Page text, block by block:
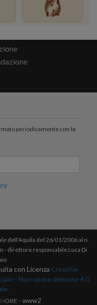
periodicamente con le
dell'Aquila del 26/01/2006 al n.
- direttore responsabile Luca Di
con Licenza Creative
- Non opere derivate 4.0
24ORE- www2